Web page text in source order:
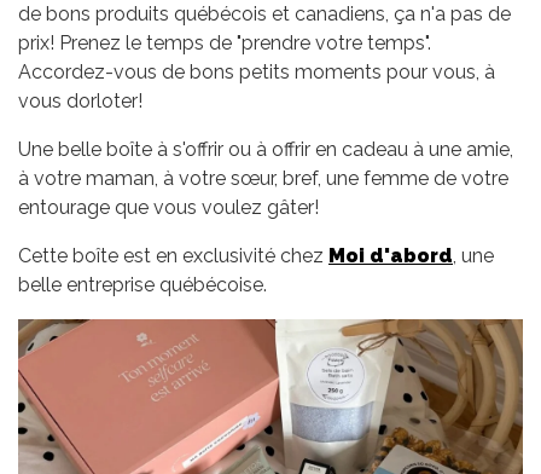
de bons produits québécois et canadiens, ça n'a pas de
prix! Prenez le temps de "prendre votre temps".
Accordez-vous de bons petits moments pour vous, à
vous dorloter!
Une belle boîte à s'offrir ou à offrir en cadeau à une amie,
à votre maman, à votre sœur, bref, une femme de votre
entourage que vous voulez gâter!
Cette boîte est en exclusivité chez Moi d'abord , une
belle entreprise québécoise.